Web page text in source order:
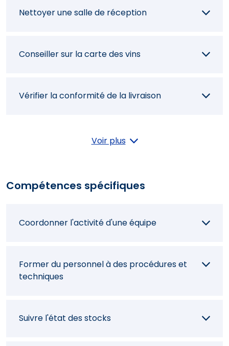
Nettoyer une salle de réception
Conseiller sur la carte des vins
Vérifier la conformité de la livraison
Prendre la commande des clients
Réaliser un service au bar
Réaliser la mise en place
Concevoir la carte des boissons
Voir plus
Compétences spécifiques
Coordonner l'activité d'une équipe
Former du personnel à des procédures et
techniques
Suivre l'état des stocks